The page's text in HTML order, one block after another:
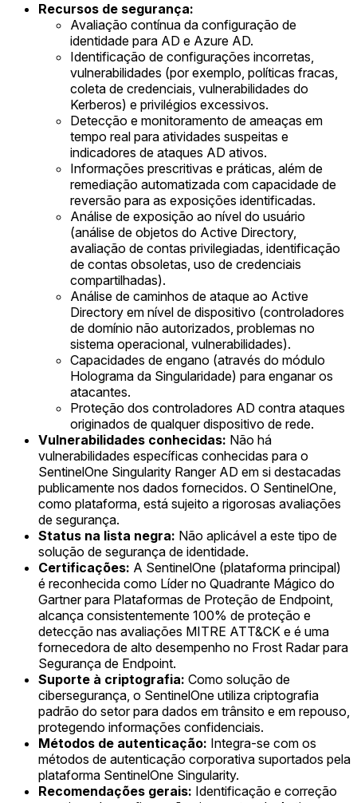
Recursos de segurança:
Avaliação contínua da configuração de
identidade para AD e Azure AD.
Identificação de configurações incorretas,
vulnerabilidades (por exemplo, políticas fracas,
coleta de credenciais, vulnerabilidades do
Kerberos) e privilégios excessivos.
Detecção e monitoramento de ameaças em
tempo real para atividades suspeitas e
indicadores de ataques AD ativos.
Informações prescritivas e práticas, além de
remediação automatizada com capacidade de
reversão para as exposições identificadas.
Análise de exposição ao nível do usuário
(análise de objetos do Active Directory,
avaliação de contas privilegiadas, identificação
de contas obsoletas, uso de credenciais
compartilhadas).
Análise de caminhos de ataque ao Active
Directory em nível de dispositivo (controladores
de domínio não autorizados, problemas no
sistema operacional, vulnerabilidades).
Capacidades de engano (através do módulo
Holograma da Singularidade) para enganar os
atacantes.
Proteção dos controladores AD contra ataques
originados de qualquer dispositivo de rede.
Vulnerabilidades conhecidas: Não há
vulnerabilidades específicas conhecidas para o
SentinelOne Singularity Ranger AD em si destacadas
publicamente nos dados fornecidos. O SentinelOne,
como plataforma, está sujeito a rigorosas avaliações
de segurança.
Status na lista negra: Não aplicável a este tipo de
solução de segurança de identidade.
Certificações: A SentinelOne (plataforma principal)
é reconhecida como Líder no Quadrante Mágico do
Gartner para Plataformas de Proteção de Endpoint,
alcança consistentemente 100% de proteção e
detecção nas avaliações MITRE ATT&CK e é uma
fornecedora de alto desempenho no Frost Radar para
Segurança de Endpoint.
Suporte à criptografia: Como solução de
cibersegurança, o SentinelOne utiliza criptografia
padrão do setor para dados em trânsito e em repouso,
protegendo informações confidenciais.
Métodos de autenticação: Integra-se com os
métodos de autenticação corporativa suportados pela
plataforma SentinelOne Singularity.
Recomendações gerais: Identificação e correção